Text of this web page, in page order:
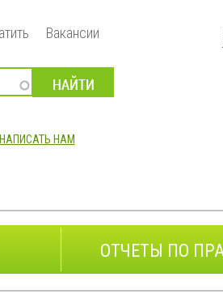
Вакансии
НАПИСАТЬ НАМ
ОТЧЕТЫ ПО